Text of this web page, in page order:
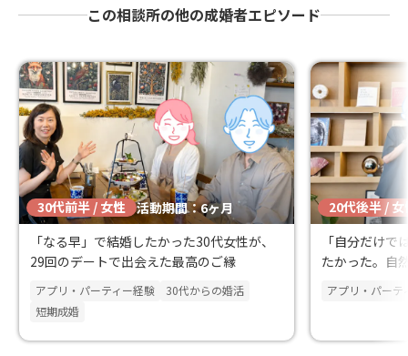
この相談所の他の成婚者エピソード
30代前半 / 女性 活動期間：6ヶ月
「なる早」で結婚したかった30代女性が、
29回のデートで出会えた最高のご縁
アプリ・パーティー経験
30代からの婚活
短期成婚
20代後半 / 女
「自分だけ
たかった。自
婚退会
アプリ・パーテ